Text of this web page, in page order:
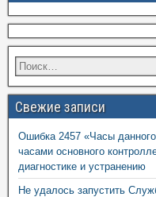
Свежие записи
Ошибка 2457 «Часы
часами основного
диагностике и устранению
Не удалось запустить